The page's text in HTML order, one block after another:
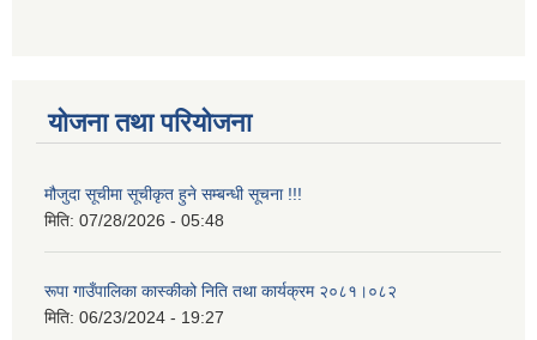
योजना तथा परियोजना
मौजुदा सूचीमा सूचीकृत हुने सम्बन्धी सूचना !!!
मिति: 07/28/2026 - 05:48
रूपा गाउँपालिका कास्कीको निति तथा कार्यक्रम २०८१।०८२
मिति: 06/23/2024 - 19:27